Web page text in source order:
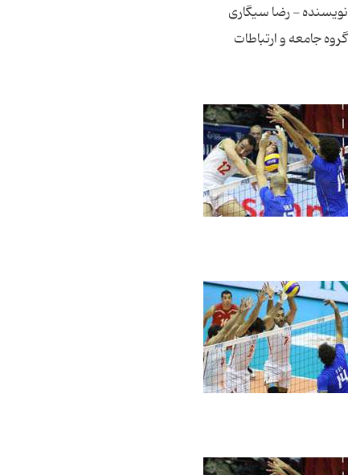
نویسنده - رضا سیگاری
گروه جامعه و ارتباطات